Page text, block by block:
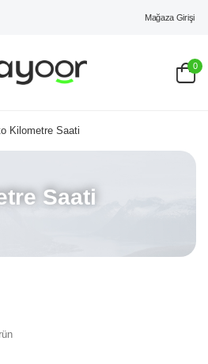
Mağaza Girişi
0
Kilometre Saati
Saati